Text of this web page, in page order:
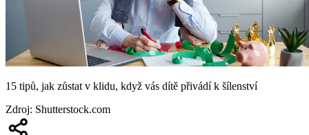
15 tipů, jak zůstat v klidu, když vás dítě přivádí k šílenství
Zdroj: Shutterstock.com